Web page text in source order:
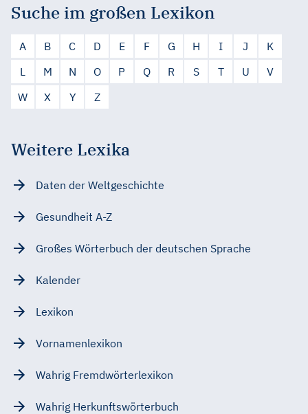
Suche im großen Lexikon
A B C D E F G H I J
K
L
M N O P Q R S T U
V
W
X Y Z
Weitere Lexika
Daten der Weltgeschichte
Gesundheit A-Z
Großes Wörterbuch der deutschen Sprache
Kalender
Lexikon
Vornamenlexikon
Wahrig Fremdwörterlexikon
Wahrig Herkunftswörterbuch